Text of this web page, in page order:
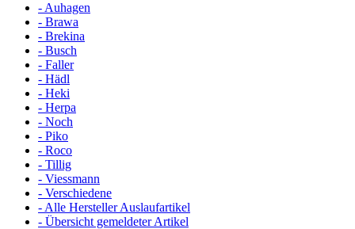
- Auhagen
- Brawa
- Brekina
- Busch
- Faller
- Hädl
- Heki
- Herpa
- Noch
- Piko
- Roco
- Tillig
- Viessmann
- Verschiedene
- Alle Hersteller Auslaufartikel
- Übersicht gemeldeter Artikel